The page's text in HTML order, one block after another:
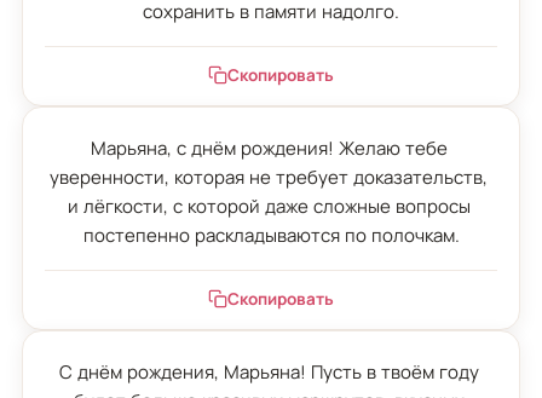
сохранить в памяти надолго.
Скопировать
Марьяна, с днём рождения! Желаю тебе
уверенности, которая не требует доказательств,
и лёгкости, с которой даже сложные вопросы
постепенно раскладываются по полочкам.
Скопировать
С днём рождения, Марьяна! Пусть в твоём году